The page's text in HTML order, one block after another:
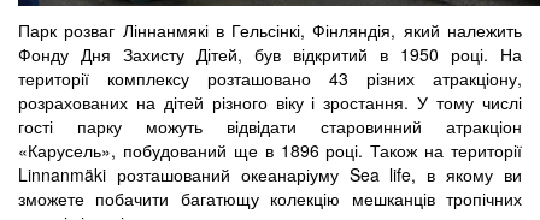
Парк розваг Ліннанмякі в Гельсінкі, Фінляндія, який належить
Фонду Дня Захисту Дітей, був відкритий в 1950 році. На
території комплексу розташовано 43 різних атракціону,
розрахованих на дітей різного віку і зростання. У тому числі
гості парку можуть відвідати старовинний атракціон
«Карусель», побудований ще в 1896 році. Також на території
Linnanmäki розташований океанаріуму Sea life, в якому ви
зможете побачити багатющу колекцію мешканців тропічних